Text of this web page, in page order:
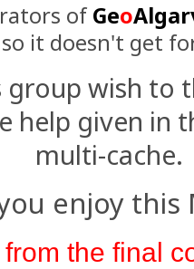
of Geo
it doesn't get
group wish to
help given in
multi-cache.
enjoy this
the final